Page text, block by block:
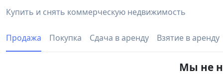
Купить и снять коммерческую недвижимость
Продажа Покупка Сдача в аренду Взятие в аренду
Мы не